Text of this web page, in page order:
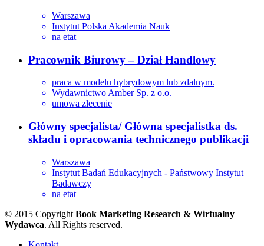
Warszawa
Instytut Polska Akademia Nauk
na etat
Pracownik Biurowy – Dział Handlowy
praca w modelu hybrydowym lub zdalnym.
Wydawnictwo Amber Sp. z o.o.
umowa zlecenie
Główny specjalista/ Główna specjalistka ds.
składu i opracowania technicznego publikacji
Warszawa
Instytut Badań Edukacyjnych - Państwowy Instytut
Badawczy
na etat
© 2015 Copyright Book Marketing Research & Wirtualny
Wydawca. All Rights reserved.